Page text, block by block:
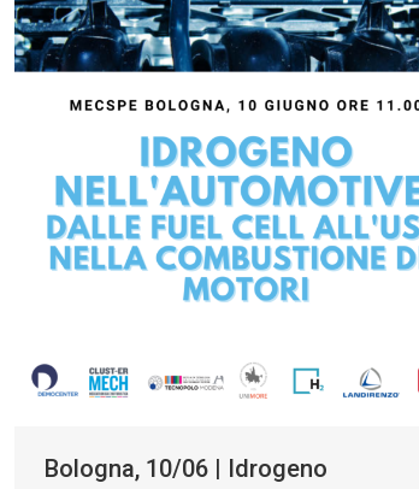
Bologna, 10/06 | Idrogeno